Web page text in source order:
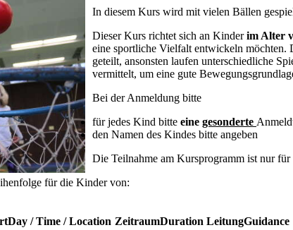
In diesem Kurs wird mit vielen Bällen
Dieser Kurs richtet sich an Kinderim Alter
eine sportliche Vielfalt entwickeln
geteilt, ansonsten laufen unterschiedliche
vermittelt, um eine gute
Bei der Anmeldung bitte
für jedes Kind bitte eine gesonderte
den Namen des Kindes bitte angeben
Die Teilnahme am Kursprogramm ist nur
für die Kinder von:
Day / Time / Location ZeitraumDuration LeitungGuidance